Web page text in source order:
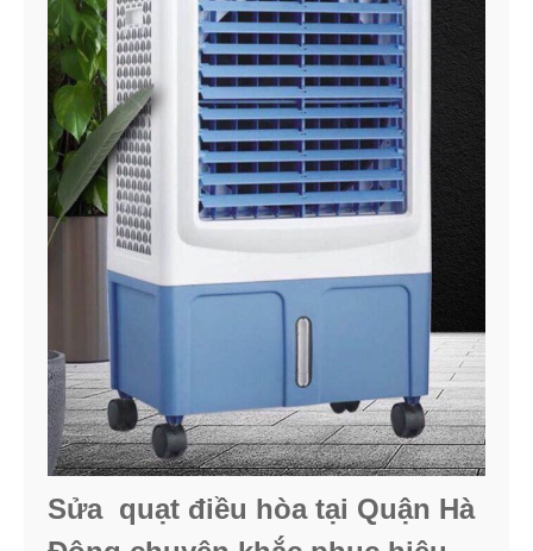
Sửa quạt điều hòa tại Quận Hà